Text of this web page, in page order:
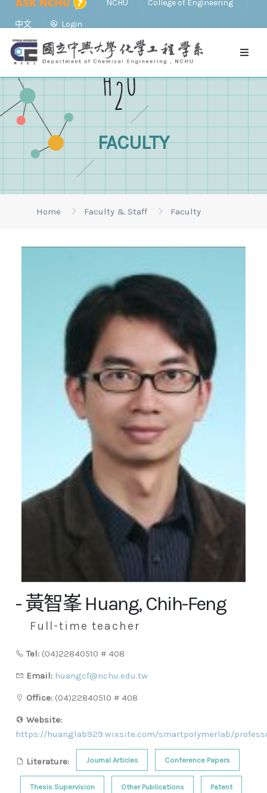
NCHU College of Engineering
中文 Login
FACULTY
Home Faculty & Staff Faculty
- 黃智峯 Huang, Chih-Feng
Full-time teacher
Tel: (04)22840510 # 408
Email: huangcf@nchu.edu.tw
Office: (04)22840510 # 408
Website:
https://huanglab929.wixsite.com/smartpolymerlab/
Literature: Journal Articles Conference Papers
Thesis Supervision Other Publications Patent